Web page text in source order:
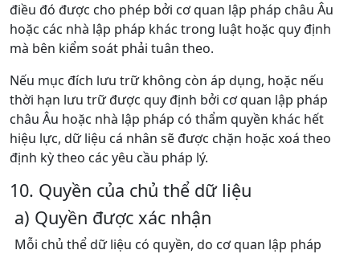
điều đó được cho phép bởi cơ quan lập pháp châu Âu
hoặc các nhà lập pháp khác trong luật hoặc quy định
mà bên kiểm soát phải tuân theo.
Nếu mục đích lưu trữ không còn áp dụng, hoặc nếu
thời hạn lưu trữ được quy định bởi cơ quan lập pháp
châu Âu hoặc nhà lập pháp có thẩm quyền khác hết
hiệu lực, dữ liệu cá nhân sẽ được chặn hoặc xoá theo
định kỳ theo các yêu cầu pháp lý.
10. Quyền của chủ thể dữ liệu
a) Quyền được xác nhận
Mỗi chủ thể dữ liệu có quyền, do cơ quan lập pháp